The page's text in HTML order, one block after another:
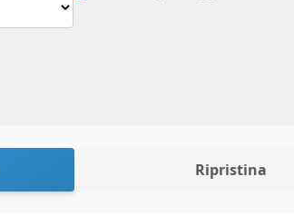
Ripristina